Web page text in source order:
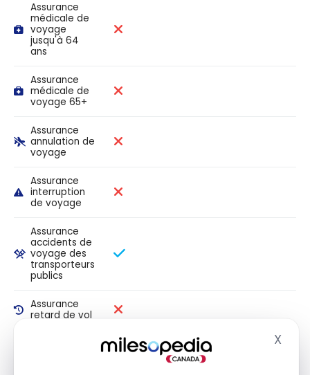
X
Assurance
médicale de
voyage
jusqu'à 64
ans
Assurance
médicale de
voyage 65+
Assurance
annulation de
voyage
Assurance
interruption
de voyage
Assurance
accidents de
voyage des
transporteurs
publics
Assurance
retard de vol